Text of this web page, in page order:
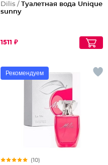
Dilis / Туалетная вода Unique
sunny
1511 ₽
Рекомендуем
(10)